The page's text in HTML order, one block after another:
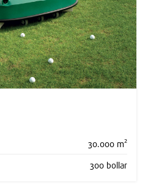
30.000 m²
300 bollar